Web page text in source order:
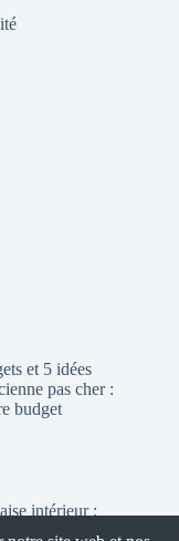
et 5 idées
pas cher :
budget
intérieur :